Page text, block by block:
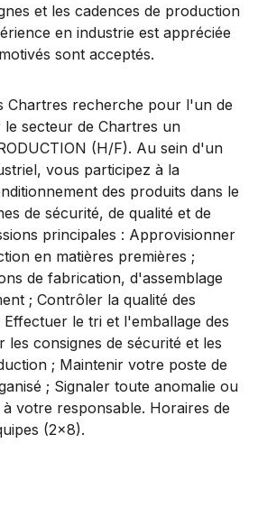
et les cadences de production
en industrie est appréciée
sont acceptés.
Chartres recherche pour l'un de
le secteur de Chartres un
(H/F). Au sein d'un
vous participez à la
des produits dans le
de sécurité, de qualité et de
principales : Approvisionner
en matières premières ;
de fabrication, d'assemblage
; Contrôler la qualité des
le tri et l'emballage des
les consignes de sécurité et les
; Maintenir votre poste de
; Signaler toute anomalie ou
votre responsable. Horaires de
(2x8).